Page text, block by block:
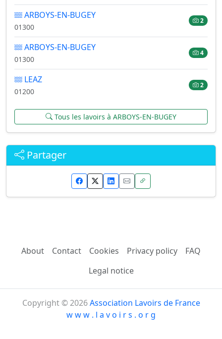
ARBOYS-EN-BUGEY
01300
2
ARBOYS-EN-BUGEY
01300
4
LEAZ
01200
2
Tous les lavoirs à ARBOYS-EN-BUGEY
Partager
About Contact Cookies Privacy policy
FAQ
Legal notice
Copyright © 2026Association Lavoirs de France
w w w . l a v o i r s . o r g